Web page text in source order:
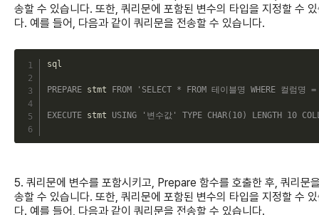
송할 수 있습니다. 또한, 쿼리문에 포함된 변수의 타입을 지정할 수
다. 예를 들어, 다음과 같이 쿼리문을 전송할 수 있습니다.
sql
PREPARE stmt FROM 'SELECT * FROM 테이블명 WHERE 컬럼명
EXECUTE stmt USING '변수값' TYPE CHAR( 10) LENGTH 10
5. 쿼리문에 변수를 포함시키고, Prepare 함수를 호출한 후, 쿼리문
송할 수 있습니다. 또한, 쿼리문에 포함된 변수의 타입을 지정할 수
다. 예를 들어, 다음과 같이 쿼리문을 전송할 수 있습니다.